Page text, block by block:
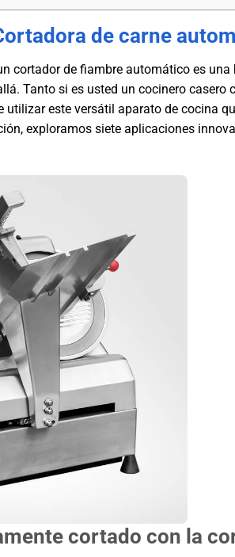
de carne
cortador de fiambre automático es
Tanto si es usted un cocinero casero
este versátil aparato de cocina
exploramos siete aplicaciones
cortado con la